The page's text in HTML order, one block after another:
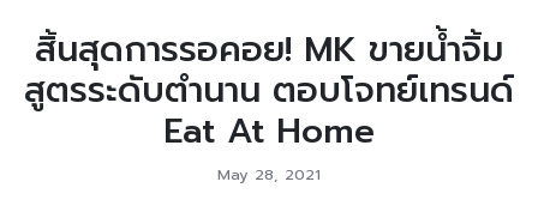
สิ้นสุดการรอคอย! MK ขายน้ำจิ้ม
สูตรระดับตำนาน ตอบโจทย์เทรนด์
Eat At Home
May 28, 2021